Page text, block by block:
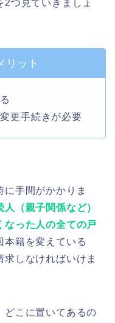
つ見ていきましょ
リット
更手続きが必要
手間がかかりま
（親子関係など）
なった人の全ての戸
本籍を変えている
しなければいけま
どこに置いてあるの